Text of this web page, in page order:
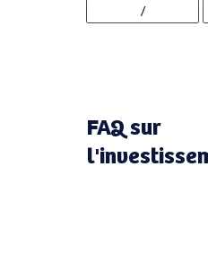
/
FAQ sur